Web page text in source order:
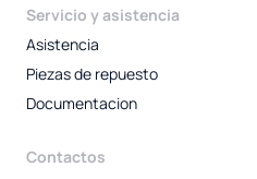
Servicio y asistencia
Asistencia
Piezas de repuesto
Documentacion
Contactos